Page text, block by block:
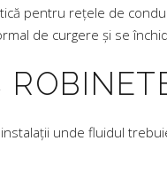
pentru rețele de
de curgere și se
unde fluidul